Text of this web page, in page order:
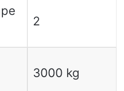
2
3000 kg